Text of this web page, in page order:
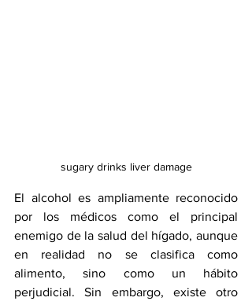
sugary drinks liver damage
El alcohol es ampliamente reconocido
por los médicos como el principal
enemigo de la salud del hígado, aunque
en realidad no se clasifica como
alimento, sino como un hábito
perjudicial. Sin embargo, existe otro